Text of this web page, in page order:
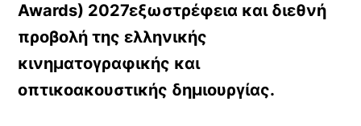
Awards) 2027εξωστρέφεια και διεθνή
προβολή της ελληνικής
κινηματογραφικής και
οπτικοακουστικής δημιουργίας.